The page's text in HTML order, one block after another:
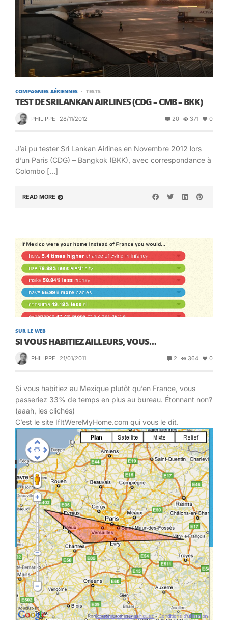
COMPAGNIES AÉRIENNES TESTS
TEST DE SRILANKAN AIRLINES (CDG – CMB – BKK)
PHILIPPE 28/11/2012 20 371 0
J’ai pu tester Sri Lankan Airlines en Novembre 2012 lors
d’un Paris (CDG) – Bangkok (BKK), avec correspondance à
Colombo […]
READ MORE
SUR LE WEB
SI VOUS HABITIEZ AILLEURS, VOUS…
PHILIPPE 21/01/2011 2 364 0
Si vous habitiez au Mexique plutôt qu’en France, vous
passeriez 33% de temps en plus au bureau. Étonnant non?
(aaah, les clichés)
C’est le site IfItWereMyHome.com qui vous le dit.